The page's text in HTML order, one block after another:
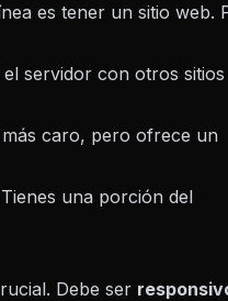
es tener un sitio web.
servidor con otros sitios
caro, pero ofrece un
una porción del
Debe ser